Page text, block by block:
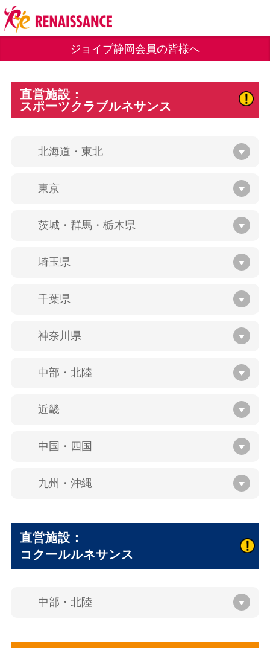
ジョイブ静岡会員の皆様へ
直営施設：
スポーツクラブルネサンス
北海道・東北
東京
茨城・群馬・栃木県
埼玉県
千葉県
神奈川県
中部・北陸
近畿
中国・四国
九州・沖縄
直営施設：
コクールルネサンス
中部・北陸